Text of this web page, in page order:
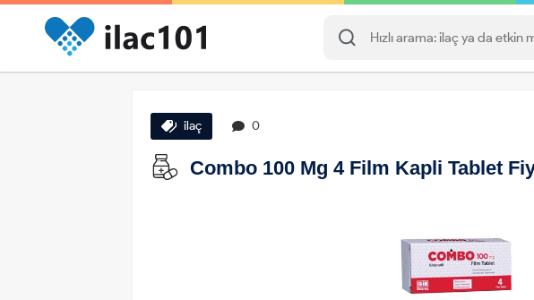
ilaç 0
Combo 100 Mg 4 Film Kapli Tablet